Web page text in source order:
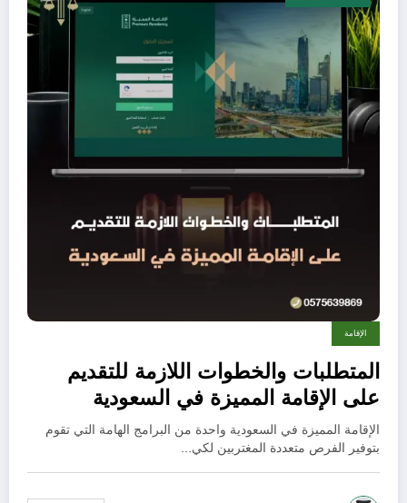
الإقامة
المتطلبات والخطوات اللازمة للتقديم
على الإقامة المميزة في السعودية
وشروط الاستثمار للشركات 2025
الإقامة المميزة في السعودية واحدة من البرامج الهامة التي تقوم
بتوفير الفرص متعددة المغتربين لكي…